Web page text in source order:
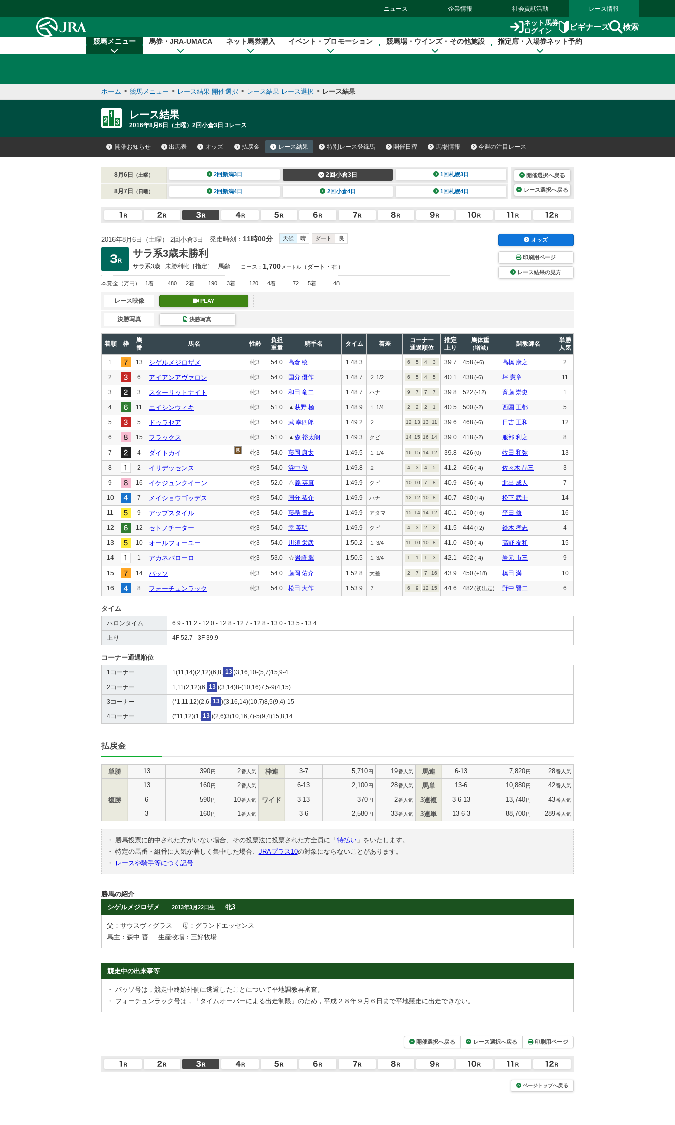
ニュース 企業情報 社会貢献活動 レース情報
ネット馬券
ログイン
ビギナーズ 検索
競馬メニュー 馬券・JRA-UMACA ネット馬券購入 イベント・プロモーション 競馬場・ウインズ・その他施設 指定席・入場券ネット予約
ホーム > 競馬メニュー > レース結果 開催選択 > レース結果 レース選択 > レース結果
レース結果
2016年8月6日（土曜）2回小倉3日 3レース
開催お知らせ 出馬表 オッズ 払戻金 レース結果 特別レース登録馬 開催日程 馬場情報 今週の注目レース
8月6日 （土曜） 2回新潟3日 2回小倉3日 1回札幌3日
8月7日 （日曜） 2回新潟4日 2回小倉4日 1回札幌4日
開催選択へ戻る
レース選択へ戻る
2016年8月6日（土曜） 2回小倉3日 発走時刻： 11時00分 天候 晴 ダート 良
サラ系3歳未勝利
サラ系3歳 未勝利牝［指定］ 馬齢 コース： 1,700 メートル （ダート・右）
本賞金 （万円） 1着 480 2着 190 3着 120 4着 72 5着 48
オッズ
印刷用ページ
レース結果の見方
レース映像 PLAY
決勝写真 決勝写真
着順 枠
馬
番
馬名 性齢
負担
重量
騎手名 タイム 着差
コーナー
通過順位
推定
上り
馬体重
（増減）
調教師名
単勝
人気
1 13 シゲルメジロザメ 牝3 54.0 高倉 稜 1:48.3 6 5 4 3 39.7 458(+6) 高橋 康之 2
2 6 アイアンアヴァロン 牝3 54.0 国分 優作 1:48.7 ２ 1/2 6 5 4 5 40.1 438 (-6) 坪 憲章 11
3 3 スターリットナイト 牝3 54.0 和田 竜二 1:48.7 ハナ 9 7 7 7 39.8 522 (-12) 斉藤 崇史 1
4 11 エイシンウィキ 牝3 51.0 ▲ 荻野 極 1:48.9 １ 1/4 2 2 2 1 40.5 500(-2) 西園 正都 5
5 5 ドゥラセア 牝3 54.0 武 幸四郎 1:49.2 ２ 12 13 13 11 39.6 468(-6) 日吉 正和 12
6 15 フラックス 牝3 51.0 ▲ 森 裕太朗 1:49.3 クビ 14 15 16 14 39.0 418 (-2) 服部 利之 8
7 4 ダイトカイ 牝3 54.0 藤岡 康太 1:49.5 １ 1/4 16 15 14 12 39.8 426 (0) 牧田 和弥 13
8 2 イリデッセンス 牝3 54.0 浜中 俊 1:49.8 ２ 4 3 4 5 41.2 466 (-4) 佐々木 晶三 3
9 16 イケジュンクイーン 牝3 52.0 △義 英真 1:49.9 クビ 10 10 7 8 40.9 436 (-4) 北出 成人 7
10 7 メイショウゴッデス 牝3 54.0 国分 恭介 1:49.9 ハナ 12 12 10 8 40.7 480(+4) 松下 武士 14
11 9 アップスタイル 牝3 54.0 藤懸 貴志 1:49.9 アタマ 15 14 14 12 40.1 450(+6) 平田 修 16
12 12 セトノチーター 牝3 54.0 幸 英明 1:49.9 クビ 4 3 2 2 41.5 444(+2) 鈴木 孝志 4
13 10 オールフォーユー 牝3 54.0 川須 栄彦 1:50.2 １ 3/4 11 10 10 8 41.0 430(-4) 高野 友和 15
14 1 アカネバローロ 牝3 53.0 ☆岩崎 翼 1:50.5 １ 3/4 1 1 1 3 42.1 462 (-4) 岩元 市三 9
15 14 パッソ 牝3 54.0 藤岡 佑介 1:52.8 大差 2 7 7 16 43.9 450(+18) 橋田 満 10
16 8 フォーチュンラック 牝3 54.0 松田 大作 1:53.9 ７ 6 9 12 15 44.6 482 (初出走) 野中 賢二 6
タイム
ハロンタイム 6.9 - 11.2 - 12.0 - 12.8 - 12.7 - 12.8 - 13.0 - 13.5 - 13.4
上り 4F 52.7 - 3F 39.9
コーナー通過順位
1コーナー 1(11,14)(2,12)(6,8, 13 )3,16,10-(5,7)15,9-4
2コーナー 1,11(2,12)(6, 13 )(3,14)8-(10,16)7,5-9(4,15)
3コーナー (*1,11,12)(2,6, 13 )(3,16,14)(10,7)8,5(9,4)-15
4コーナー (*11,12)(1, 13 )(2,6)3(10,16,7)-5(9,4)15,8,14
払戻金
単勝 13 390円 2番人気
複勝
13 160円 2番人気
6 590円 10番人気
3 160円 1 番人気
枠連 3-7 5,710円 19番人気
ワイド
6-13 2,100円 28番人気
3-13 370円 2番人気
3-6 2,580円 33番人気
馬連 6-13 7,820円 28番人気
馬単 13-6 10,880円 42番人気
3連複 3-6-13 13,740円 43番人気
3連単 13-6-3 88,700円 289番人気
・ 勝馬投票に的中された方がいない場合、その投票法に投票された方全員に「 特払い」をいたします。
・ 特定の馬番・組番に人気が著しく集中した場合、 JRAプラス10の対象にならないことがあります。
・
レースや騎手等につく記号
勝馬の紹介
シゲルメジロザメ
2013年3月22日生 牝3
父：サウスヴィグラス
母：グランドエッセンス
馬主：森中 蕃
生産牧場：三好牧場
競走中の出来事等
・ パッソ号は，競走中終始外側に逃避したことについて平地調教再審査。
・ フォーチュンラック号は，「タイムオーバーによる出走制限」のため，平成２８年９月６日まで平地競走に出走できない。
開催選択へ戻る レース選択へ戻る 印刷用ページ
ページトップへ戻る